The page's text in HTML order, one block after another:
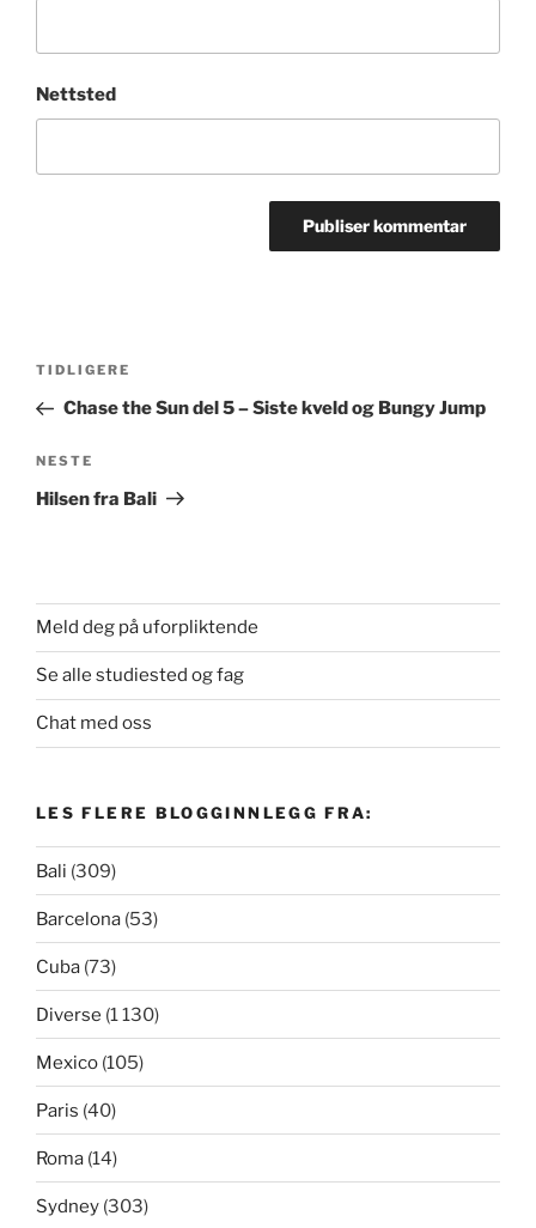
Nettsted
Innleggsnavigasjon
Forrige
innlegg
TIDLIGERE
Chase the Sun del 5 – Siste kveld og Bungy Jump
Neste
innlegg
NESTE
Hilsen fra Bali
Meld deg på uforpliktende
Se alle studiested og fag
Chat med oss
LES FLERE BLOGGINNLEGG FRA:
Bali (309)
Barcelona (53)
Cuba (73)
Diverse (1 130)
Mexico (105)
Paris (40)
Roma (14)
Sydney (303)